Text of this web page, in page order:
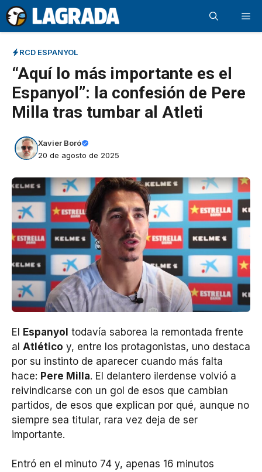
Saltar
al
contenido
RCD ESPANYOL
“Aquí lo más importante es el
Espanyol”: la confesión de Pere
Milla tras tumbar al Atleti
Xavier Boró
20 de agosto de 2025
El Espanyol todavía saborea la remontada frente
al Atlético y, entre los protagonistas, uno destaca
por su instinto de aparecer cuando más falta
hace: Pere Milla. El delantero ilerdense volvió a
reivindicarse con un gol de esos que cambian
partidos, de esos que explican por qué, aunque no
siempre sea titular, rara vez deja de ser
importante.
Entró en el minuto 74 y, apenas 16 minutos